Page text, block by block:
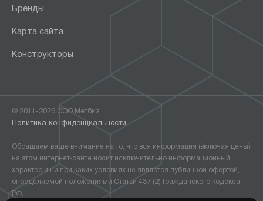
Бренды
Карта сайта
Конструкторы
© 2011-2026 ООО Метбиз
Политика конфиденциальности
Обращаем ваше внимание на то, что вся информация (включая цены)
на этом интернет-сайте носит исключительно информационный
характер и ни при каких условиях не является публичной офертой,
определяемой положениями Статьи 437 (2) Гражданского кодекса
РФ.